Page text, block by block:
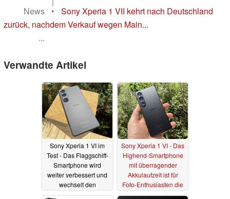
News
•
Sony Xperia 1 VII kehrt nach Deutschland
zurück, nachdem Verkauf wegen Main...
...
Verwandte Artikel
Sony Xperia 1 VI im
Test - Das Flaggschiff-
Smartphone wird
weiter verbessert und
wechselt den
Sony Xperia 1 VI - Das
Highend-Smartphone
mit überragender
Akkulaufzeit ist für
Foto-Enthusiasten die
erste Wahl 05.08.2024